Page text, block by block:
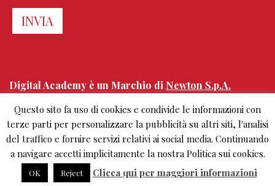
Digital Academy è un Marchio di Newton S.p.A.
Corso Sempione 68
20154 Milano, Italy
+39.02.303 0461
info@digitalacademy.it
Questo sito fa uso di cookies e condivide le informazioni con
terze parti per personalizzare la pubblicità su altri siti, l'analisi
del traffico e fornire servizi relativi ai social media. Continuando
a navigare accetti implicitamente la nostra Politica sui cookies.
OK Reject Clicca qui per maggiori informazioni